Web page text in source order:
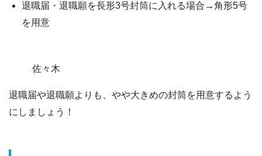
退職届・退職願を長形3号封筒に入れる場合→角形5号
を用意
佐々木
退職届や退職願よりも、 やや大きめの封筒を用意するよう
にしましょう！